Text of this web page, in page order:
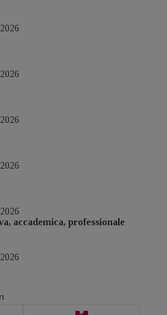
accademica, professionale